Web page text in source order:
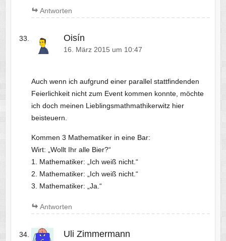
Antworten
Oisín
16. März 2015 um 10:47
Auch wenn ich aufgrund einer parallel stattfindenden
Feierlichkeit nicht zum Event kommen konnte, möchte
ich doch meinen Lieblingsmathmathikerwitz hier
beisteuern.
Kommen 3 Mathematiker in eine Bar:
Wirt: „Wollt Ihr alle Bier?“
1. Mathematiker: „Ich weiß nicht.“
2. Mathematiker: „Ich weiß nicht.“
3. Mathematiker: „Ja.“
Antworten
Uli Zimmermann